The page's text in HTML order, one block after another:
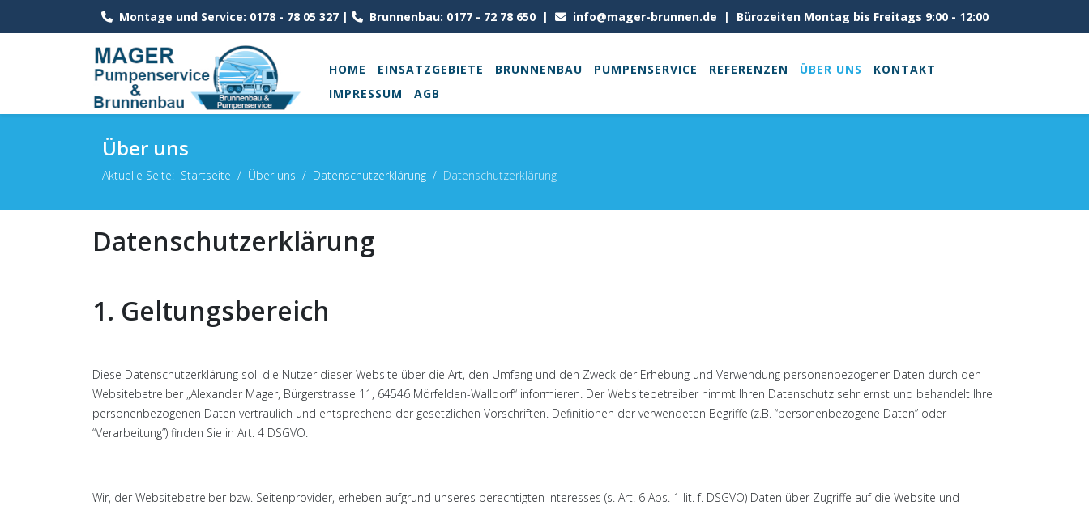
Montage und Service: 0178 - 78 05 327 | Brunnenbau: 0177 - 72 78 650 | info@mager-brunnen.de | Bürozeiten Montag bis Freitags 9:00 - 12:00
HOME EINSATZGEBIETE BRUNNENBAU PUMPENSERVICE REFERENZEN ÜBER UNS
KONTAKT
IMPRESSUM
AGB
Über uns
Aktuelle Seite: Startseite Über uns Datenschutzerklärung Datenschutzerklärung
Datenschutzerklärung
1. Geltungsbereich
Diese Datenschutzerklärung soll die Nutzer dieser Website über die Art, den Umfang und den Zweck der Erhebung und Verwendung personenbezogener Daten durch den
Websitebetreiber „Alexander Mager, Bürgerstrasse 11, 64546 Mörfelden-Walldorf“ informieren. Der Websitebetreiber nimmt Ihren Datenschutz sehr ernst und behandelt Ihre
personenbezogenen Daten vertraulich und entsprechend der gesetzlichen Vorschriften. Definitionen der verwendeten Begriffe (z.B. “personenbezogene Daten” oder
“Verarbeitung”) finden Sie in Art. 4 DSGVO.
Wir, der Websitebetreiber bzw. Seitenprovider, erheben aufgrund unseres berechtigten Interesses (s. Art. 6 Abs. 1 lit. f. DSGVO) Daten über Zugriffe auf die Website und